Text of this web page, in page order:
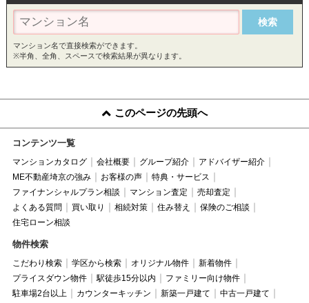
マンション名で直接検索ができます。
※半角、全角、スペースで検索結果が異なります。
このページの先頭へ
コンテンツ一覧
マンションカタログ 会社概要 グループ紹介
アドバイザー紹介
ME不動産埼京の強み
お客様の声
特典・サービス
ファイナンシャルプラン相談
マンション査定
売却査定
よくある質問
買い取り 相続対策 住み替え
保険のご相談
住宅ローン相談
物件検索
こだわり検索 学区から検索 オリジナル物件
新着物件
プライスダウン物件
駅徒歩15分以内
ファミリー向け物件
駐車場2台以上
カウンターキッチン 新築一戸建て
中古一戸建て